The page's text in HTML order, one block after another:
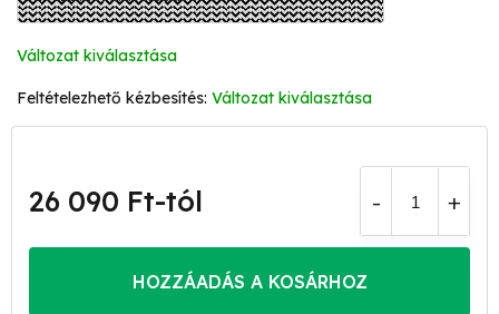
Változat kiválasztása
Változat kiválasztása
26 090 Ft-tól
HOZZÁADÁS A KOSÁRHOZ